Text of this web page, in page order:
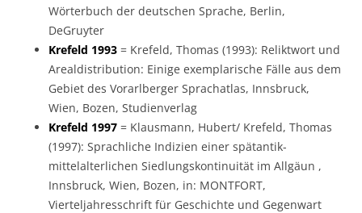
Wörterbuch der deutschen Sprache, Berlin,
DeGruyter
Krefeld 1993 = Krefeld, Thomas (1993): Reliktwort und
Arealdistribution: Einige exemplarische Fälle aus dem
Gebiet des Vorarlberger Sprachatlas, Innsbruck,
Wien, Bozen, Studienverlag
Krefeld 1997 = Klausmann, Hubert/ Krefeld, Thomas
(1997): Sprachliche Indizien einer spätantik-
mittelalterlichen Siedlungskontinuität im Allgäun ,
Innsbruck, Wien, Bozen, in: MONTFORT,
Vierteljahresschrift für Geschichte und Gegenwart